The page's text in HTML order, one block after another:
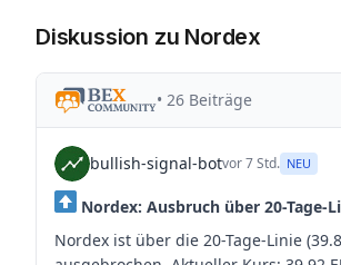
Diskussion zu Nordex